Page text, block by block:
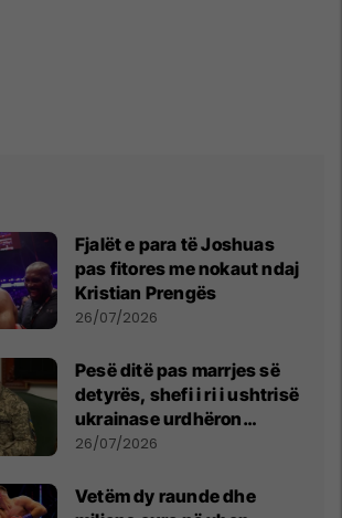
Fjalët e para të Joshuas
pas fitores me nokaut ndaj
Kristian Prengës
26/07/2026
Pesë ditë pas marrjes së
detyrës, shefi i ri i ushtrisë
ukrainase urdhëron
kontroll të madh
26/07/2026
Vetëm dy raunde dhe